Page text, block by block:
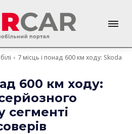
7 місць і понад 600 км ходу: Skoda
600 км ходу:
сегменті